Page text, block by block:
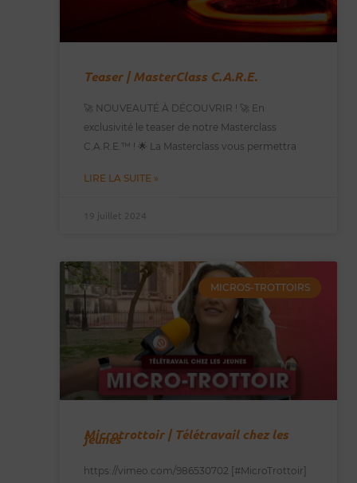
Teaser | MasterClass C.A.R.E.
🚀 NOUVEAUTÉ À DÉCOUVRIR ! 🚀 En
exclusivité le teaser de notre Masterclass
C.A.R.E.™️ ! 🌟 La Masterclass vous permettra
LIRE LA SUITE »
19 juillet 2024
MICROS-TROTTOIRS
Microtrottoir | Télétravail chez les
jeunes
https://vimeo.com/986530702 [#MicroTrottoir]